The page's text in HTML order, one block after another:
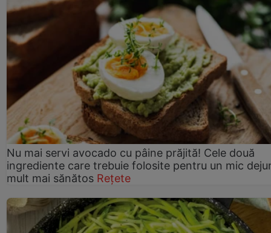
Nu mai servi avocado cu pâine prăjită! Cele două
ingrediente care trebuie folosite pentru un mic
mult mai sănătos Rețete